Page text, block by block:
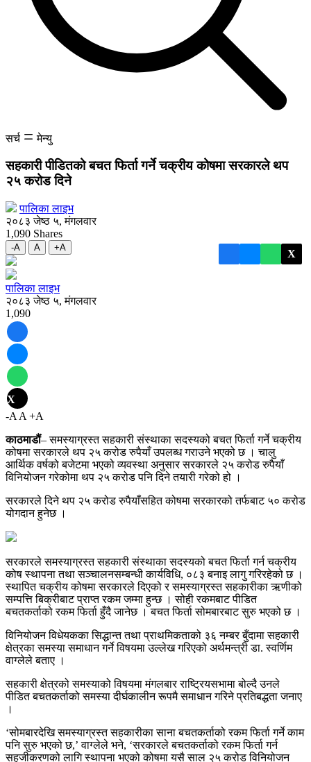
सर्च मेन्यु
सहकारी पीडितको बचतफिर्ता गर्ने चक्रीय कोषमा सरकारले थप
२५ करोड दिने
पालिका लाइभ
२०८३ जेष्ठ ५, मंगलवार
1,090 Shares
X
-A A +A
पालिका लाइभ
२०८३ जेष्ठ ५, मंगलवार
1,090
X
-A A +A
काठमाडौं– समस्याग्रस्त सहकारी संस्थाका सदस्यको बचत फिर्ता गर्ने चक्रीय
कोषमा सरकारले थप २५ करोड रुपैयाँ उपलब्ध गराउने भएको छ । चालु
आर्थिक वर्षको बजेटमा भएको व्यवस्था अनुसार सरकारले २५ करोड रुपैयाँ
विनियोजन गरेकोमा थप २५ करोड पनि दिने तयारी गरेको हो ।
सरकारले दिने थप २५ करोड रुपैयाँसहित कोषमा सरकारको तर्फबाट ५० करोड
योगदान हुनेछ ।
सरकारले समस्याग्रस्त सहकारी संस्थाका सदस्यको बचत फिर्ता गर्न चक्रीय
कोष स्थापना तथा सञ्चालनसम्बन्धी कार्यविधि, ०८३ बनाइ लागु गरिरहेको छ ।
स्थापित चक्रीय कोषमा सरकारले दिएको र समस्याग्रस्त सहकारीका ऋणीको
सम्पत्ति बिक्रीबाट प्राप्त रकम जम्मा हुन्छ । सोही रकमबाट पीडित
बचतकर्ताको रकम फिर्ता हुँदै जानेछ । बचत फिर्ता सोमबारबाट सुरु भएको छ ।
विनियोजन विधेयकका सिद्धान्त तथा प्राथमिकताको ३६ नम्बर बुँदामा सहकारी
क्षेत्रका समस्या समाधान गर्ने विषयमा उल्लेख गरिएको अर्थमन्त्री डा. स्वर्णिम
वाग्लेले बताए ।
सहकारी क्षेत्रको समस्याको विषयमा मंगलबार राष्ट्रियसभामा बोल्दै उनले
पीडित बचतकर्ताको समस्या दीर्घकालीन रूपमै समाधान गरिने प्रतिबद्धता जनाए
।
‘सोमबारदेखि समस्याग्रस्त सहकारीका साना बचतकर्ताको रकम फिर्ता गर्ने काम
पनि सुरु भएको छ,’ वाग्लेले भने, ‘सरकारले बचतकर्ताको रकम फिर्ता गर्न
सहजीकरणको लागि स्थापना भएको कोषमा यसै साल २५ करोड विनियोजन